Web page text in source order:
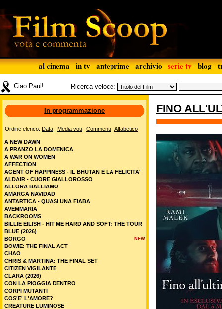
al cinema in tv anteprime archivio serie tv blog
Ciao Paul! Ricerca veloce:
FINO
In programmazione
Ordine elenco: Data Media voti Commenti Alfabetico
A NEW DAWN
A PRANZO LA DOMENICA
A WAR ON WOMEN
AFFECTION
AGENT OF HAPPINESS - IL BHUTAN E LA FELICITA'
ALDAIR - CUORE GIALLOROSSO
ALLORA BALLIAMO
AMARGA NAVIDAD
ANTARTICA - QUASI UNA FIABA
AVEMMARIA
BACKROOMS
BILLIE EILISH - HIT ME HARD AND SOFT: THE TOUR
BLUE (2026)
NEW
BORGO
BOWIE: THE FINAL ACT
CHAO
CHRIS & MARTINA: THE FINAL SET
CITIZEN VIGILANTE
CLARA (2026)
CON LA PIOGGIA DENTRO
CORPI MUTANTI
COS'E' L'AMORE?
CREATURE LUMINOSE